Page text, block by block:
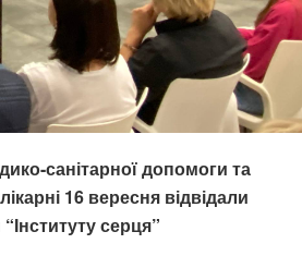
санітарної допомоги та
16 вересня відвідали
серця”